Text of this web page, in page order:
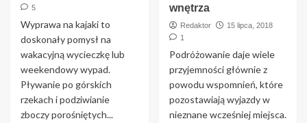
5
Wyprawa na kajaki to
doskonały pomysł na
wakacyjną wycieczkę lub
weekendowy wypad.
Pływanie po górskich
rzekach i podziwianie
zboczy porośniętych...
wnętrza
Redaktor
15 lipca, 2018
1
Podróżowanie daje wiele
przyjemności głównie z
powodu wspomnień, które
pozostawiają wyjazdy w
nieznane wcześniej miejsca.